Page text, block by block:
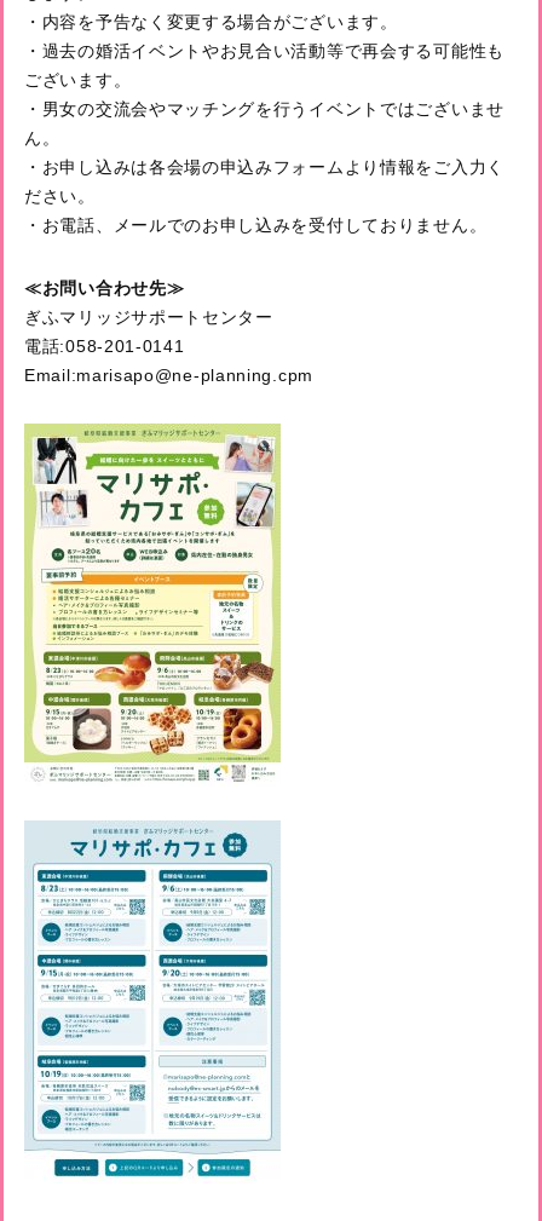
・内容を予告なく変更する場合がございます。
・過去の婚活イベントやお見合い活動等で再会する可能性も
ございます。
・男女の交流会やマッチングを行うイベントではございませ
ん。
・お申し込みは各会場の申込みフォームより情報をご入力く
ださい。
・お電話、メールでのお申し込みを受付しておりません。
≪お問い合わせ先≫
ぎふマリッジサポートセンター
電話:058-201-0141
Email:marisapo@ne-planning.cpm